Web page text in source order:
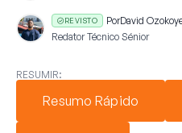
REVISTO PorDavid
Redator Técnico Sénior
RESUMIR:
Resumo Rápido